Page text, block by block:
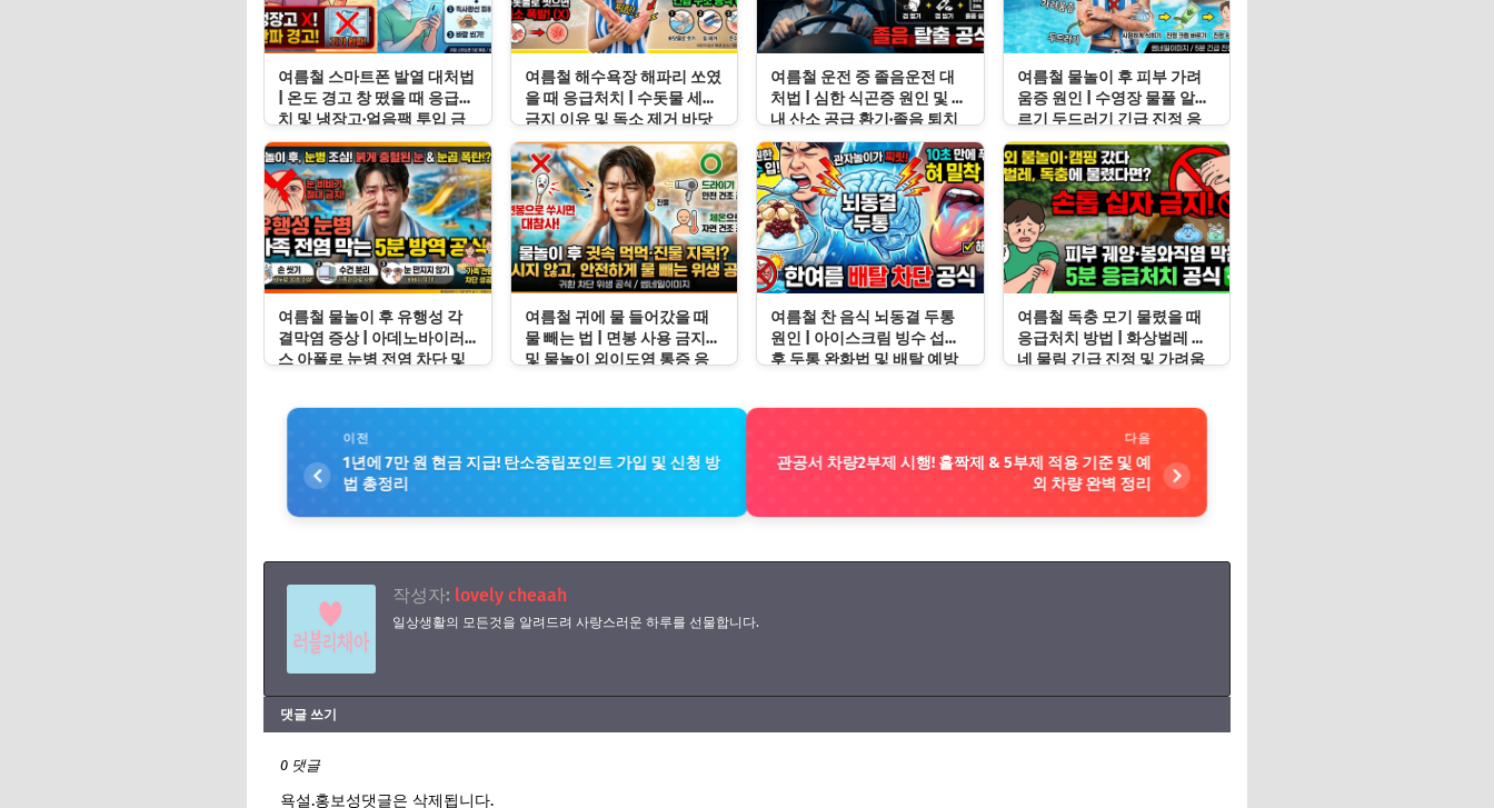
여름철 스마트폰 발열 대처법
| 온도 경고 창 떴을 때 응급처
치 및 냉장고·얼음팩 투입 금
지 이유
여름철 해수욕장 해파리 쏘였
을 때 응급처치 | 수돗물 세척
금지 이유 및 독소 제거 바닷
물 세척 수칙
여름철 운전 중 졸음운전 대
처법 | 심한 식곤증 원인 및 차
내 산소 공급 환기·졸음 퇴치
응급처치 수칙
여름철 물놀이 후 피부 가려
움증 원인 | 수영장 물풀 알레
르기 두드러기 긴급 진정 응
급처치 수칙
여름철 물놀이 후 유행성 각
결막염 증상 | 아데노바이러
스 아폴로 눈병 전염 차단 및
여름철 귀에 물 들어갔을 때
물 빼는 법 | 면봉 사용 금지
및 물놀이 외이도염 통증 응
여름철 찬 음식 뇌동결 두통
원인 | 아이스크림 빙수 섭취
후 두통 완화법 및 배탈 예방
여름철 독충 모기 물렸을 때
응급처치 방법 | 화상벌레 지
네 물림 긴급 진정 및 가려움
이전
1년에 7만 원 현금 지급! 탄소중립포인트 가입 및 신청 방
법 총정리
다음
관공서 차량2부제 시행! 홀짝제 & 5부제 적용 기준 및 예
외 차량 완벽 정리
작성자: lovely cheaah
일상생활의 모든것을 알려드려 사랑스러운 하루를 선물합니다.
댓글 쓰기
0 댓글
욕설.홍보성댓글은 삭제됩니다.